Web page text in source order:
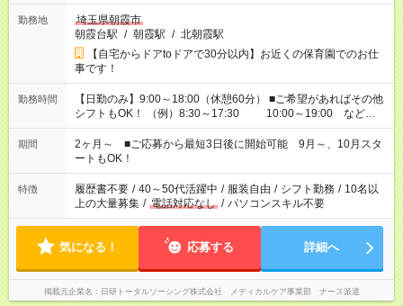
勤務地
埼玉県朝霞市
朝霞台駅 / 朝霞駅 / 北朝霞駅
【自宅からドアtoドアで30分以内】お近くの保育園でのお仕
事です！
勤務時間
【日勤のみ】9:00～18:00（休憩60分） ■ご希望があればその他
シフトもOK！ （例）8:30～17:30 10:00～19:00 など
「家族とお休みを合わせたい」 「余裕を持って夕飯の準備がし
たい」 「できれば残業はしたくない」 など、ご希望があれば教
えてくださいね。 ※Wワーク希望の方へ 今ご覧のお仕事で希望
する勤務時間と、もう1つのお仕事の勤務時間。 合計で週40時
間を超える場合は応募できません
期間
2ヶ月～ ■ご応募から最短3日後に開始可能 9月～、10月スタ
ートもOK！
特徴 履歴書不要 / 40～50代活躍中 / 服装自由 / シフト勤務 / 10名以
上の大量募集 / 電話対応なし / パソコンスキル不要
気になる！ 応募する 詳細へ
掲載元企業名 日研トータルソーシング株式会社 メディカルケア事業部 ナース派遣